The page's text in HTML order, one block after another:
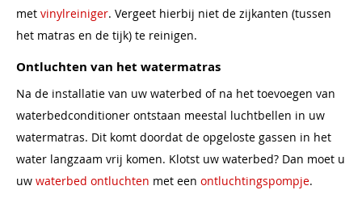
met vinylreiniger. Vergeet hierbij niet de zijkanten (tussen
het matras en de tijk) te reinigen.
Ontluchten van het watermatras
Na de installatie van uw waterbed of na het toevoegen van
waterbedconditioner ontstaan meestal luchtbellen in uw
watermatras. Dit komt doordat de opgeloste gassen in het
water langzaam vrij komen. Klotst uw waterbed? Dan moet u
uw waterbed ontluchten met een ontluchtingspompje.